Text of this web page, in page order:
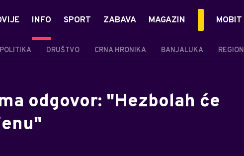
INFO
POLITIKA DRUŠTVO CRNA HRONIKA BANJALUKA REGION
SPORT ZABAVA MAGAZIN MOBIT
odgovor: "Hezbolah će